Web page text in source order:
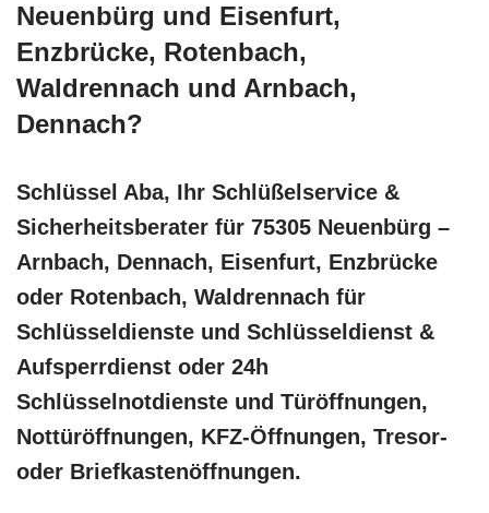
Neuenbürg und Eisenfurt,
Enzbrücke, Rotenbach,
Waldrennach und Arnbach,
Dennach?
Schlüssel Aba, Ihr Schlüßelservice &
Sicherheitsberater für 75305 Neuenbürg –
Arnbach, Dennach, Eisenfurt, Enzbrücke
oder Rotenbach, Waldrennach für
Schlüsseldienste und Schlüsseldienst &
Aufsperrdienst oder 24h
Schlüsselnotdienste und Türöffnungen,
Nottüröffnungen, KFZ-Öffnungen, Tresor-
oder Briefkastenöffnungen.